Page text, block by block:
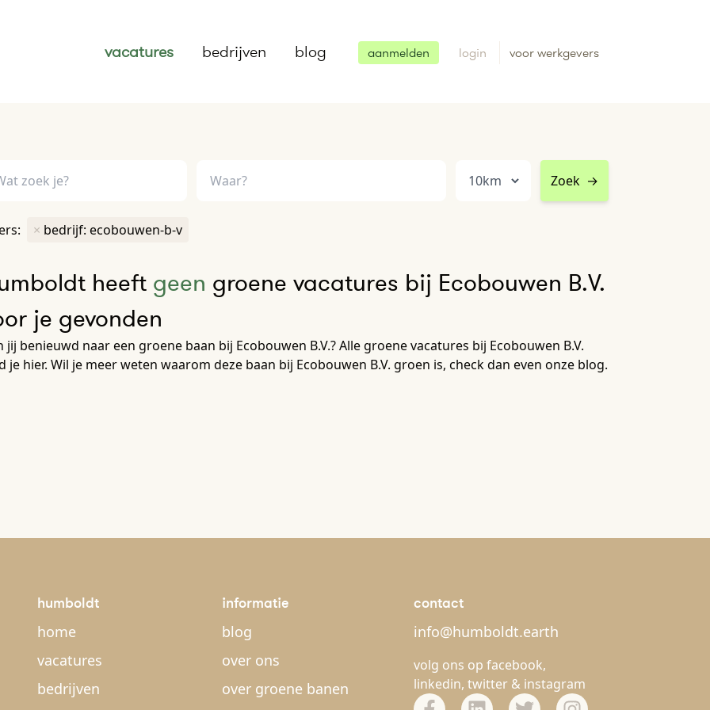
vacatures bedrijven blog aanmelden login voor werkgevers
Zoek →
× bedrijf: ecobouwen-b-v
heeft geen groene vacatures bij Ecobouwen B.V.
je gevonden
jij benieuwd naar een groene baan bij Ecobouwen B.V.? Alle groene vacatures bij Ecobouwen B.V.
je hier. Wil je meer weten waarom deze baan bij Ecobouwen B.V. groen is, check dan even onze blog.
humboldt
home
vacatures
bedrijven
informatie
blog
over ons
over groene banen
contact
info@humboldt.earth
volg ons op facebook,
linkedin, twitter & instagram